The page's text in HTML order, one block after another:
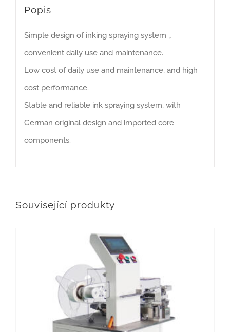
Popis
Simple design of inking spraying system，
convenient daily use and maintenance.
Low cost of daily use and maintenance, and high
cost performance.
Stable and reliable ink spraying system, with
German original design and imported core
components.
Související produkty